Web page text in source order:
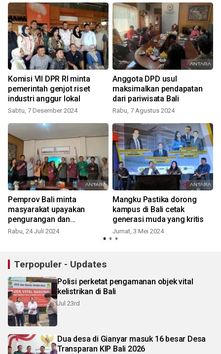
Komisi VII DPR RI minta
pemerintah genjot riset
industri anggur lokal
Sabtu, 7 Desember 2024
Anggota DPD usul
maksimalkan pendapatan
dari pariwisata Bali
Rabu, 7 Agustus 2024
Pemprov Bali minta
masyarakat upayakan
pengurangan dan
pengolahan sampah mandiri
Rabu, 24 Juli 2024
Mangku Pastika dorong
kampus di Bali cetak
generasi muda yang kritis
Jumat, 3 Mei 2024
Terpopuler - Updates
Polisi perketat pengamanan objek vital
kelistrikan di Bali
Jul 23rd
Dua desa di Gianyar masuk 16 besar Desa
Transparan KIP Bali 2026